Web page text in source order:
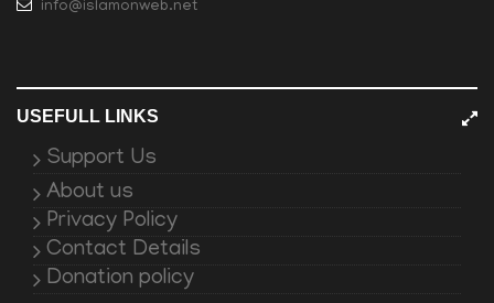
info@islamonweb.net
USEFULL LINKS
Support Us
About us
Privacy Policy
Contact Details
Donation policy